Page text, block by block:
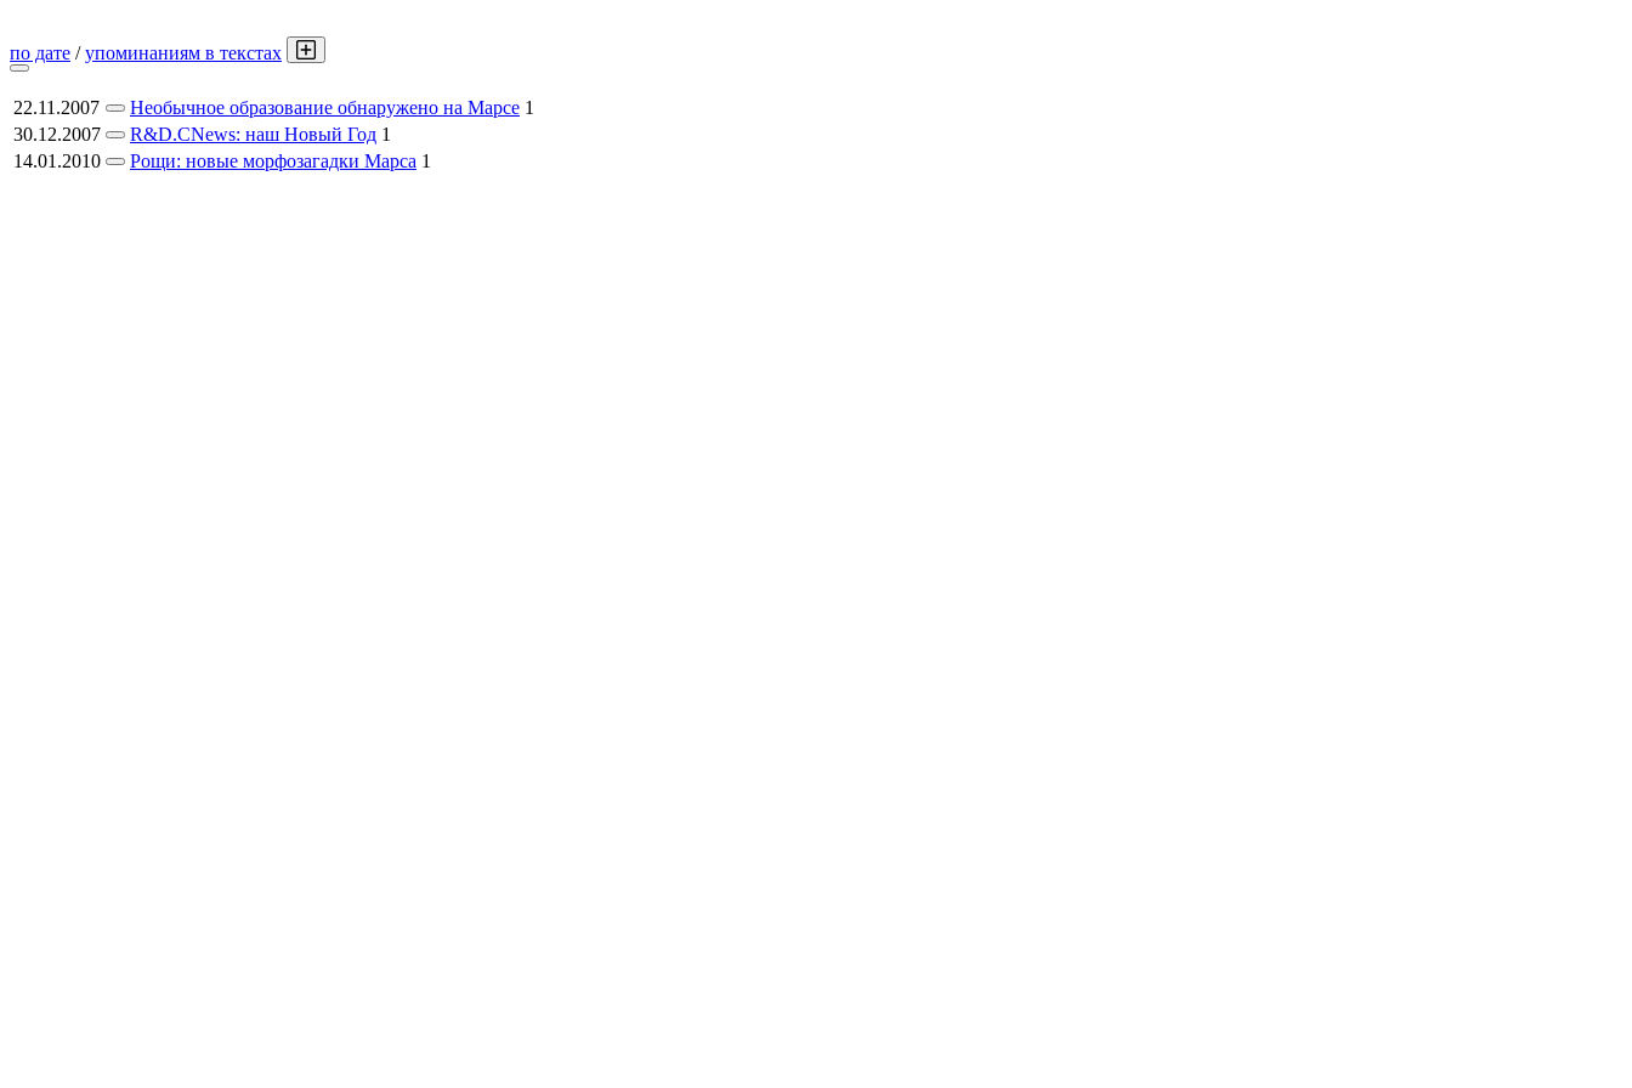
по дате /упоминаниям в текстах
22.11.2007 Необычное образование обнаружено на Марсе 1
30.12.2007
R&D.CNews: наш Новый Год 1
14.01.2010
Рощи: новые морфозагадки Марса 1